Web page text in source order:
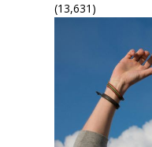
(13,631)